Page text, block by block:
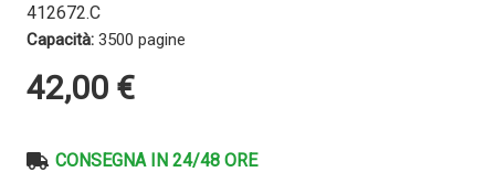
412672.C
Capacità: 3500 pagine
42,00 €
CONSEGNA IN 24/48 ORE